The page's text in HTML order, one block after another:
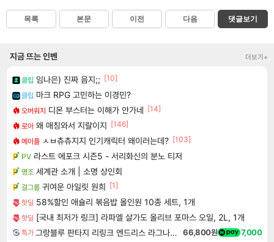
목록 본문 이전 다음 댓글보기
지금 뜨는 인벤 더보기+
클립 임나은) 진짜 음지;; [10]
클립 마크 RPG 고민하는 이경민?
오버워치 디몬 부스터는 이해가 안가네 [14]
로아 왜 매칭와서 지랄이지 [146]
메이플 ㅅㅂ츄츄지지 인기캐릭터 왜이러는데? [103]
PV 라스트 에포크 시즌5 - 서리화신의 분노 티저
명조 세계관 소개 | 소명 상인회
걸그룹 귀여운 아일릿 원희 [1]
핫딜 58%할인 애슐리 볶음밥 올인원 10종 세트, 1개
핫딜 [국내 최저가 링크] 라파엘 살가도 올리브 포마스 오일, 2L, 1개
특가 그랑블루 판타지 리링크 엔드리스 라그나로크 Granblue Fantasy Relink Endless Ragnarok 66,800원 7,000